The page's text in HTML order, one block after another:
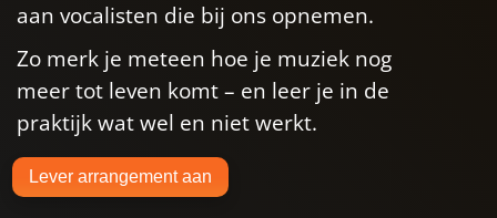
aan vocalisten die bij ons opnemen.
Zo merk je meteen hoe je muziek nog
meer tot leven komt – en leer je in de
praktijk wat wel en niet werkt.
Lever arrangement aan